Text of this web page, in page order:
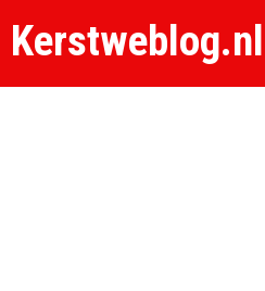
Kerstweblog.nl